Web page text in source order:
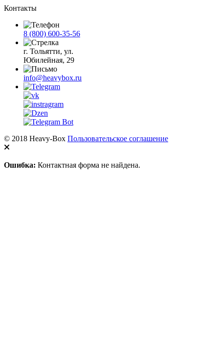
Контакты
8 (800) 600-35-56
г. Тольятти, ул.
Юбилейная, 29
info@heavybox.ru
© 2018 Heavy-Box Пользовательское соглашение
Ошибка: Контактная форма не найдена.